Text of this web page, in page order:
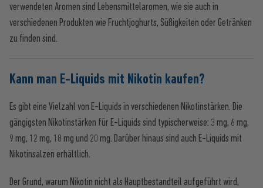
verwendeten Aromen sind Lebensmittelaromen, wie sie auch in
verschiedenen Produkten wie Fruchtjoghurts, Süßigkeiten oder Getränken
zu finden sind.
Kann man E-Liquids mit Nikotin kaufen?
Es gibt eine Vielzahl von E-Liquids in verschiedenen Nikotinstärken. Die
gängigsten Nikotinstärken für E-Liquids sind typischerweise: 3 mg, 6 mg,
9 mg, 12 mg, 18 mg und 20 mg. Darüber hinaus sind auch E-Liquids mit
Nikotinsalzen erhältlich.
Der Grund, warum Nikotin nicht als Hauptbestandteil aufgeführt wird,